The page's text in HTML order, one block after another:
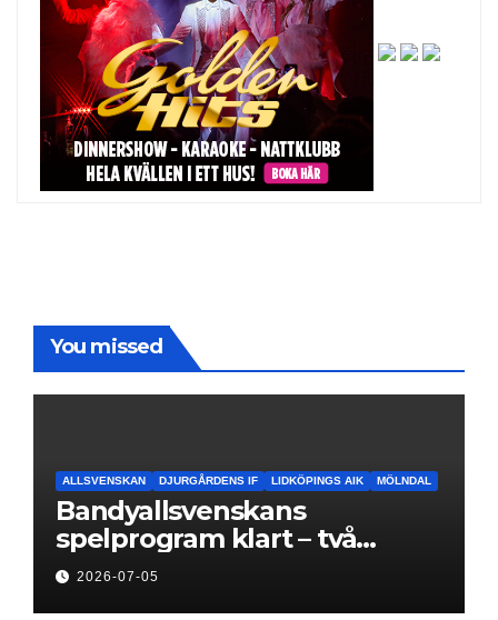
You missed
ALLSVENSKAN DJURGÅRDENS IF LIDKÖPINGS AIK MÖLNDAL
Bandyallsvenskans
spelprogram klart – två
föreningar jagar sin
elitseriesäsong
2026-07-05